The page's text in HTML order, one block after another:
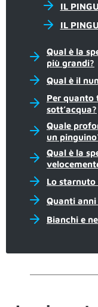
IL
IL
Qual è la
più grandi?
Qual è il
Per quanto
sott’acqua?
Quale
un
Qual è la
Lo
Quanti
Bianchi e